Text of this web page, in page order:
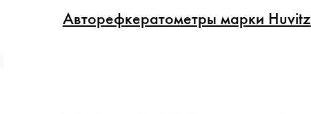
Авторефкератометры марки Huvitz